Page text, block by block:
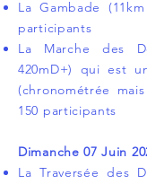
La Gambade
participants
La Marche des
420mD+) qui est
(chronométrée
150 participants
Dimanche 07 Juin
La Traversée des